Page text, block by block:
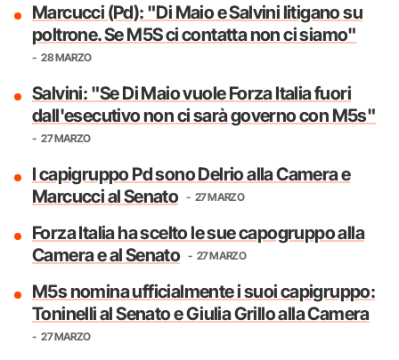
Marcucci (Pd): "Di Maio e Salvini litigano su
poltrone. Se M5S ci contatta non ci siamo"
28 MARZO
Salvini: "Se Di Maio vuole Forza Italia fuori
dall'esecutivo non ci sarà governo con M5s"
27 MARZO
I capigruppo Pd sono Delrio alla Camera e
Marcucci al Senato
27 MARZO
Forza Italia ha scelto le sue capogruppo alla
Camera e al Senato
27 MARZO
M5s nomina ufficialmente i suoi capigruppo:
Toninelli al Senato e Giulia Grillo alla Camera
27 MARZO